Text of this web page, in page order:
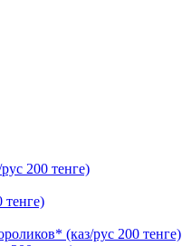
200 тенге)
(каз/рус 200 тенге)